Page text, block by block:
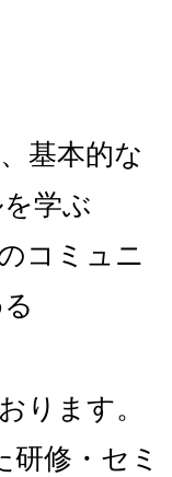
基本的な
学ぶ
コミュニ
ります。
修・セミ